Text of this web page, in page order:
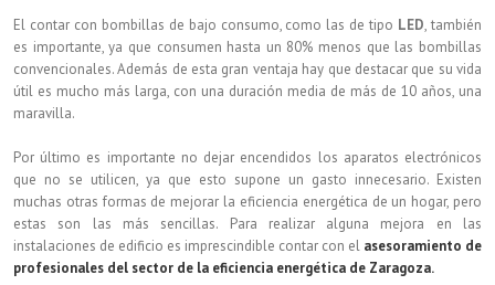
El contar con bombillas de bajo consumo, como las de tipo LED, también
es importante, ya que consumen hasta un 80% menos que las bombillas
convencionales. Además de esta gran ventaja hay que destacar que su vida
útil es mucho más larga, con una duración media de más de 10 años, una
maravilla.
Por último es importante no dejar encendidos los aparatos electrónicos
que no se utilicen, ya que esto supone un gasto innecesario. Existen
muchas otras formas de mejorar la eficiencia energética de un hogar, pero
estas son las más sencillas. Para realizar alguna mejora en las
instalaciones de edificio es imprescindible contar con el asesoramiento de
profesionales del sector de la eficiencia energética de Zaragoza.